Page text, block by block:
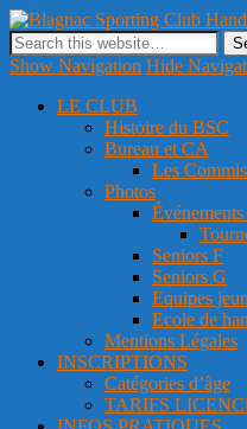
Site officiel du club de handball
Show Navigation Hide
LE CLUB
Histoire du BSC
Bureau et CA
Les
Photos
Seniors F
Seniors G
Equipes
Ecole de
Mentions Légales
INSCRIPTIONS
Catégories d’âge
TARIFS